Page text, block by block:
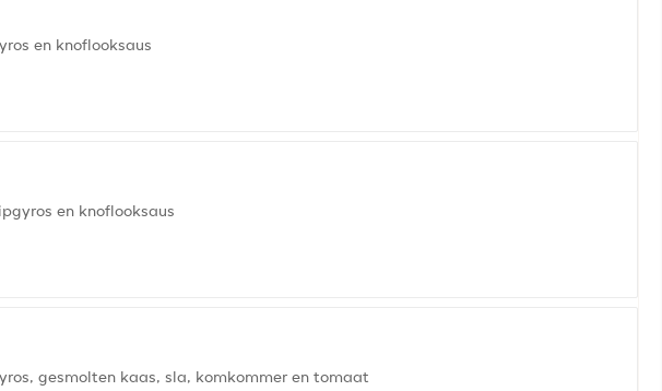
en knoflooksaus
en knoflooksaus
gesmolten kaas, sla, komkommer en tomaat